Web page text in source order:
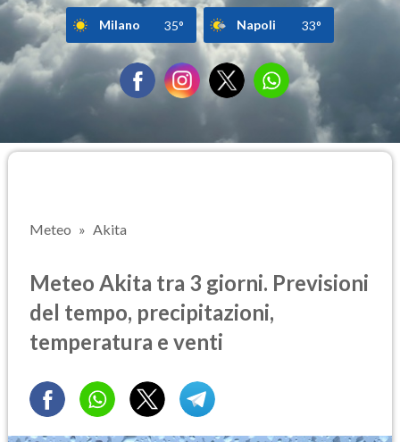
Milano 35° Napoli 33°
Meteo Akita
Meteo Akita tra 3 giorni. Previsioni
del tempo, precipitazioni,
temperatura e venti